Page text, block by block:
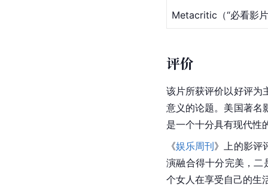
Metacritic（“必看影
评价
该片所获评价以好评为
意义的论题。 美国著名
是一个十分具有现代性
《娱乐周刊》上的影评
演融合得十分完美，二
个女人在享受自己的生